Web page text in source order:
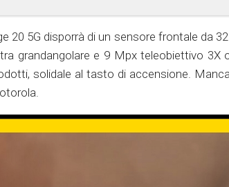
5G disporrà di un sensore frontale da
grandangolare e 9 Mpx teleobiettivo 3X
solidale al tasto di accensione.